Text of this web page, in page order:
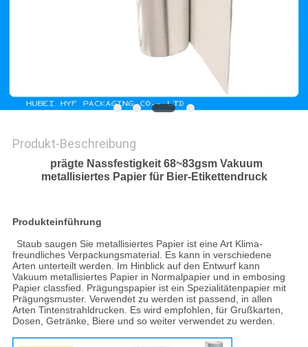
DATENSCHUTZRICHTLINIE
Produkt-Beschreibung
prägte Nassfestigkeit 68~83gsm Vakuum
metallisiertes Papier für Bier-Etikettendruck
Produkteinführung
Staub saugen Sie metallisiertes Papier ist eine Art Klima-
freundliches Verpackungsmaterial. Es kann in verschiedene
Arten unterteilt werden. Im Hinblick auf den Entwurf kann
Vakuum metallisiertes Papier in Normalpapier und in embosing
Papier classfied. Prägungspapier ist ein Spezialitätenpapier mit
Prägungsmuster. Verwendet zu werden ist passend, in allen
Arten Tintenstrahldrucken. Es wird empfohlen, für Grußkarten,
Dosen, Getränke, Biere und so weiter verwendet zu werden.